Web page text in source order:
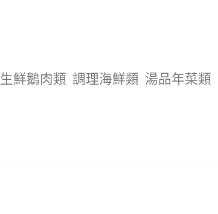
生鮮鵝肉類 調理海鮮類 湯品年菜類